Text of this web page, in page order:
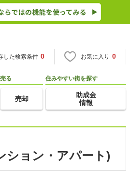
した検索条件 0 お気に入り 0
売る
売却
住みやすい街を探す
助成金
情報
ション・アパート)